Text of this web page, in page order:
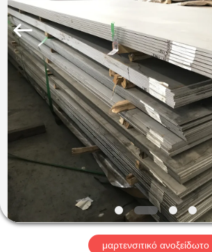
ΣΠΊΤΙ
ΠΡΟΪΌΝΤΑ
ΒΊΝΤΕΟ
ΠΕΡΊΠΟΥ
ΕΜΕΊΣ
Special
Steel
Co.,
Ltd.
Rights
Reserved.
μαρτενσιτικό ανοξείδωτο